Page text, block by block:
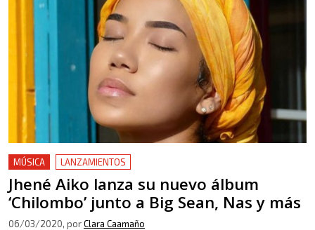
MÚSICA LANZAMIENTOS
Jhené Aiko lanza su nuevo álbum
‘Chilombo’ junto a Big Sean, Nas y más
06/03/2020, porClara Caamaño